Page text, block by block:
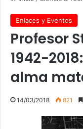
Enlaces y Eventos
Profesor
1942-
alma
14/03/2018 821